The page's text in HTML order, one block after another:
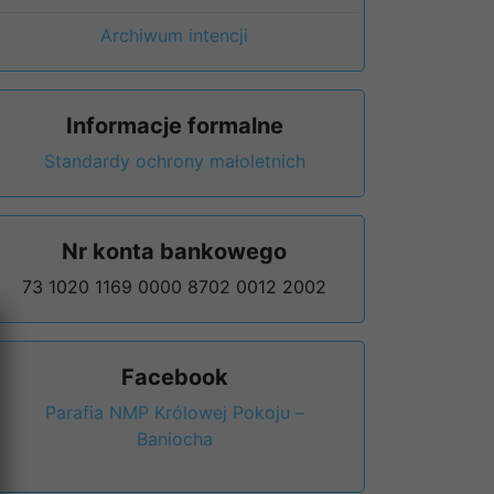
Archiwum intencji
Informacje formalne
Standardy ochrony małoletnich
Nr konta bankowego
73 1020 1169 0000 8702 0012 2002
Facebook
Parafia NMP Królowej Pokoju –
Baniocha